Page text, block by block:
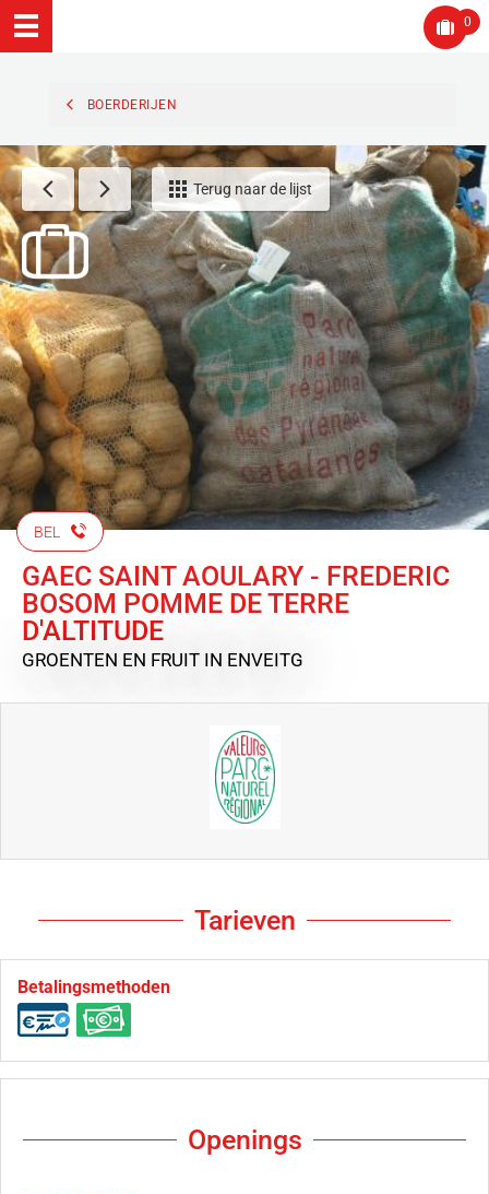
0
BOERDERIJEN
Terug naar de lijst
BEL
GAEC SAINT AOULARY - FREDERIC
BOSOM POMME DE TERRE
D'ALTITUDE
GROENTEN EN FRUIT IN ENVEITG
Tarieven
Betalingsmethoden
Openings